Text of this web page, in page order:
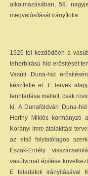
alkalmazásában, 59.
megvalósítását irányította.
1926-tól kezdődően a
teherbírású híd erősítését
Vasúti Duna-híd
készítette el. E tervek
fenntartása mellett, csak
ki. A Dunaföldvári Duna-
Horthy Miklós kormányzó
Korányi Imre átalakítási
az első folytatólagos
Észak-Erdély
vasútvonal építése
E feladatok irányításával